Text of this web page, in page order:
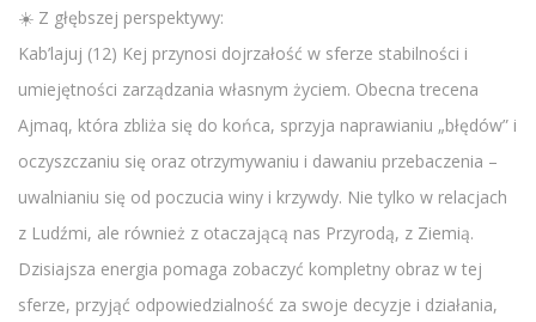
☀️ Z głębszej perspektywy:
Kab’lajuj (12) Kej przynosi dojrzałość w sferze stabilności i
umiejętności zarządzania własnym życiem. Obecna trecena
Ajmaq, która zbliża się do końca, sprzyja naprawianiu „błędów” i
oczyszczaniu się oraz otrzymywaniu i dawaniu przebaczenia –
uwalnianiu się od poczucia winy i krzywdy. Nie tylko w relacjach
z Ludźmi, ale również z otaczającą nas Przyrodą, z Ziemią.
Dzisiajsza energia pomaga zobaczyć kompletny obraz w tej
sferze, przyjąć odpowiedzialność za swoje decyzje i działania,